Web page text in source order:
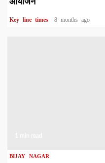
Key line times 8 months ago
BIJAY NAGAR